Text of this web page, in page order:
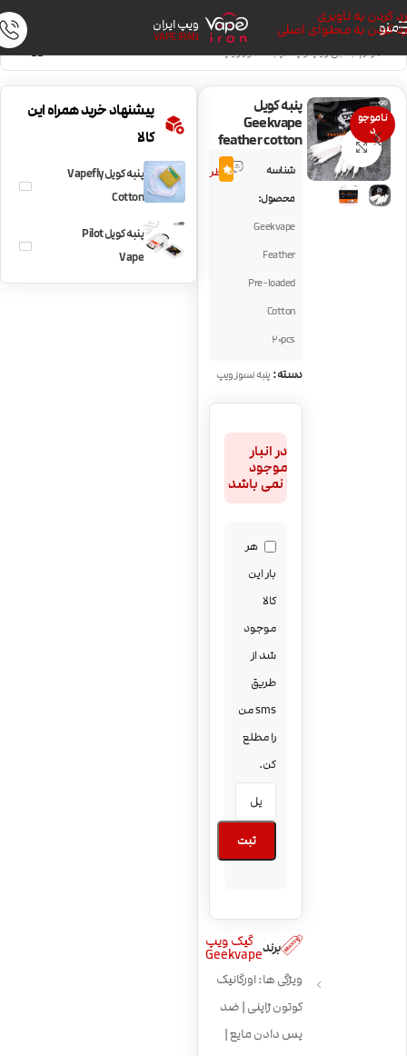
رد کردن به ناوبری
رد کردن به محتوای اصلی
منو ویپ ایران
VAPE IRAN
خانه/لوازم جانبی ویپ و پاد/پنبه نسوز ویپ
ناموجو
د
بزرگنمایی تصویر
پنبه کویل
Geekvape
feather cotton
شناسه
محصول:
Geekvape
Feather
Pre-loaded
Cotton
20pcs
1
نظر5.0
دسته: پنبه نسوز ویپ
در انبار
موجود
نمی باشد
هر
بار این
کالا
موجود
شد از
طریق
sms من
را مطلع
کن.
ثبت
برند گیک ویپ
Geekvape
ویژگی ها: اورگانیک
کوتون ژاپنی | ضد
پس دادن مایع |
پیشنهاد خرید همراه این
کالا
پنبه کویل Vapefly
Cotton
پنبه کویل Pilot
Vape